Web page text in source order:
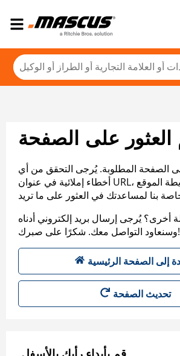
العثور على الصفحة
الصفحة المطلوبة. يُرجى التحقق من أي
أخطاء إملائية في عنوان URL، أو عرض خريطة الموقع
يُرجى إرسال بريد إلكتروني أدناه
وسنعاود التواصل معك. شكرًا على صبرك!
إلى الصفحة الرئيسية
تحديث الصفحة